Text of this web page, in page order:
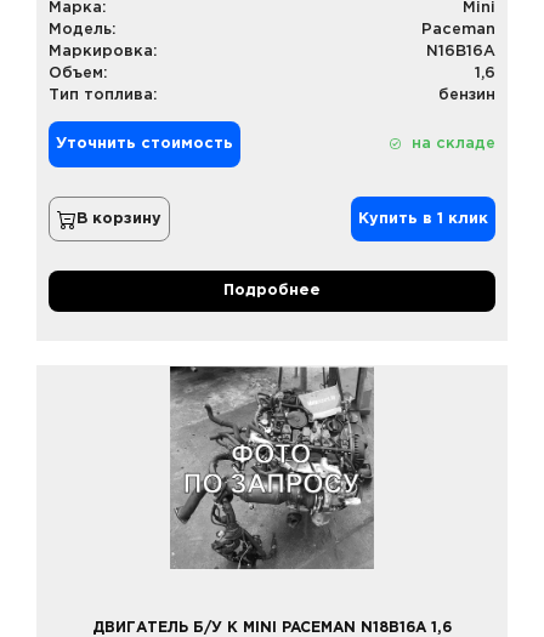
Марка:
Mini
Модель:
Paceman
Маркировка:
N16B16A
Объем:
1,6
Тип топлива:
бензин
Уточнить стоимость на складе
В корзину Купить в 1 клик
Подробнее
ДВИГАТЕЛЬ Б/У К MINI PACEMAN N18B16A 1,6